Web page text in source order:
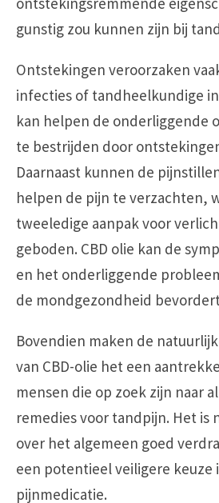
gunstig zou kunnen zijn bij
Ontstekingen veroorzaken
infecties of tandheelkundige
kan helpen de onderliggende
te bestrijden door
Daarnaast kunnen de
helpen de pijn te verzachten,
tweeledige aanpak voor
geboden. CBD olie kan de
en het onderliggende
de mondgezondheid
Bovendien maken de
van CBD-olie het een
mensen die op zoek zijn naar
remedies voor tandpijn. Het is
over het algemeen goed
een potentieel veiligere keuze
pijnmedicatie.